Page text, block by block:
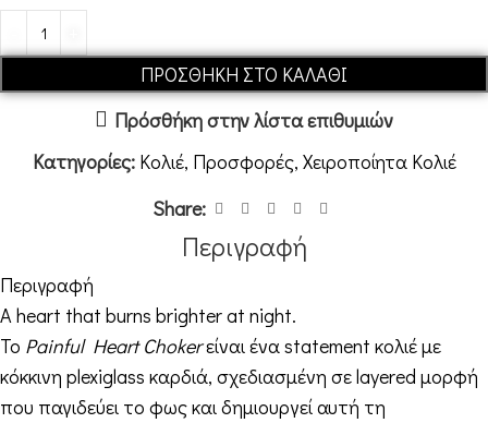
ΠΡΟΣΘΉΚΗ ΣΤΟ ΚΑΛΆΘΙ
Πρόσθήκη στην λίστα επιθυμιών
Κατηγορίες: Κολιέ, Προσφορές, Χειροποίητα Κολιέ
Share:
Περιγραφή
Περιγραφή
A heart that burns brighter at night.
Το Painful Heart Chokerείναι ένα statement κολιέ με
κόκκινη plexiglass καρδιά, σχεδιασμένη σε layered μορφή
που παγιδεύει το φως και δημιουργεί αυτή τη